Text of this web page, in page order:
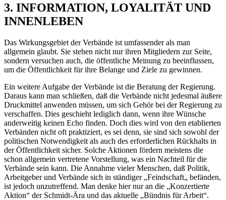
3. INFORMATION, LOYALITÄT UND
INNENLEBEN
Das Wirkungsgebiet der Verbände ist umfassender als man
allgemein glaubt. Sie stehen nicht nur ihren Mitgliedern zur Seite,
sondern versuchen auch, die öffentliche Meinung zu beeinflussen,
um die Öffentlichkeit für ihre Belange und Ziele zu gewinnen.
Ein weitere Aufgabe der Verbände ist die Beratung der Regierung.
Daraus kann man schließen, daß die Verbände nicht jedesmal äußere
Druckmittel anwenden müssen, um sich Gehör bei der Regierung zu
verschaffen. Dies geschieht lediglich dann, wenn ihre Wünsche
anderweitig keinen Echo finden. Doch dies wird von den etablierten
Verbänden nicht oft praktiziert, es sei denn, sie sind sich sowohl der
politischen Notwendigkeit als auch des erforderlichen Rückhalts in
der Öffentlichkeit sicher. Solche Aktionen fördern meistens die
schon allgemein vertretene Vorstellung, was ein Nachteil für die
Verbände sein kann. Die Annahme vieler Menschen, daß Politik,
Arbeitgeber und Verbände sich in ständiger „Feindschaft„ befänden,
ist jedoch unzutreffend. Man denke hier nur an die „Konzertierte
Aktion“ der Schmidt-Ära und das aktuelle „Bündnis für Arbeit“.